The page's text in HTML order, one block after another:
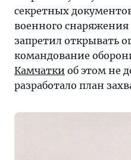
секретных
военного
запретил открывать
командование
Камчатки об этом не
разработало план